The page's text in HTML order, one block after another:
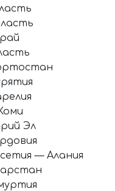
Эл
— Алания